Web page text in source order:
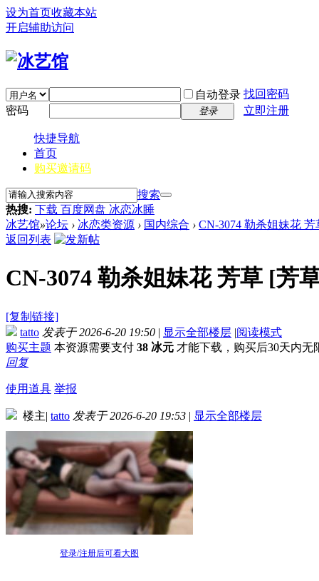
设为首页收藏本站
开启辅助访问
自动登录 找回密码
密码
登录 立即注册
快捷导航
首页
购买邀请码
搜索
热搜: 下载 百度网盘 冰恋冰睡
冰艺馆»论坛 › 冰恋类资源 › 国内综合 › CN-3074 勒杀姐妹花 芳
返回列表
CN-3074 勒杀姐妹花 芳草 [芳
[复制链接]
tatto 发表于 2026-6-20 19:50 | 显示全部楼层 |阅读模式
购买主题 本资源需要支付 38 冰元 才能下载，购买后30天内
回复
使用道具 举报
楼主| tatto 发表于 2026-6-20 19:53 | 显示全部楼层
登录/注册后可看大图